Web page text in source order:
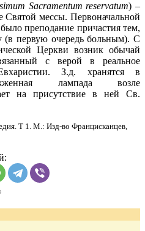
Sacramentum reservatum) –
мессы. Первоначальной
преподание причастия тем,
(в первую очередь больным). С
Церкви возник обычай
с верой в реальное
З.д. хранятся в
лампада возле
на присутствие в ней Св.
Т 1. М.: Изд-во Францисканцев,